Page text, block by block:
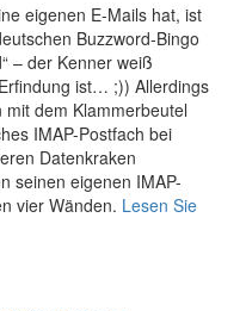
eigenen E-Mails hat, ist
Buzzword-Bingo
– der Kenner weiß
ist… ;)) Allerdings
dem Klammerbeutel
IMAP-Postfach bei
Datenkraken
seinen eigenen IMAP-
vier Wänden. Lesen Sie